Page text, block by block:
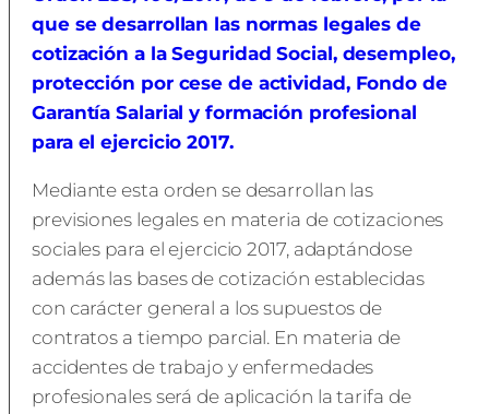
que se desarrollan las normas legales de
cotización a la Seguridad Social, desempleo,
protección por cese de actividad, Fondo de
Garantía Salarial y formación profesional
para el ejercicio 2017.
Mediante esta orden se desarrollan las
previsiones legales en materia de cotizaciones
sociales para el ejercicio 2017, adaptándose
además las bases de cotización establecidas
con carácter general a los supuestos de
contratos a tiempo parcial. En materia de
accidentes de trabajo y enfermedades
profesionales será de aplicación la tarifa de